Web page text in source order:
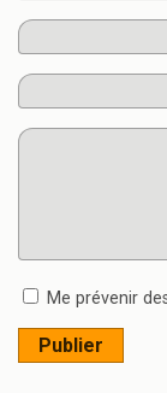
Me prévenir
Publier